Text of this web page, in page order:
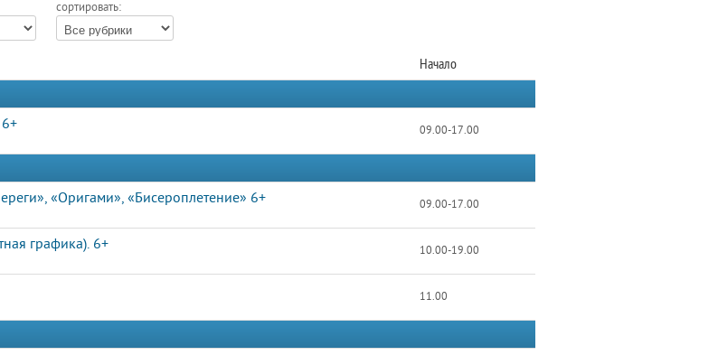
сортировать:
Начало
09.00-17.00
«Оригами», «Бисероплетение» 6+
09.00-17.00
графика). 6+ 10.00-19.00
11.00